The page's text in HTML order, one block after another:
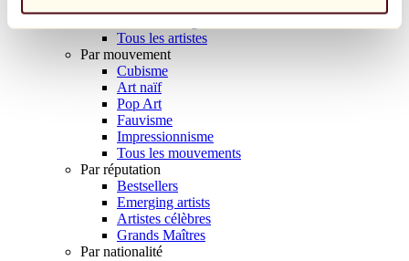
Tous les artistes
Par mouvement
Cubisme
Art naïf
Pop Art
Fauvisme
Impressionnisme
Tous les mouvements
Par réputation
Bestsellers
Emerging artists
Artistes célèbres
Grands Maîtres
Par nationalité